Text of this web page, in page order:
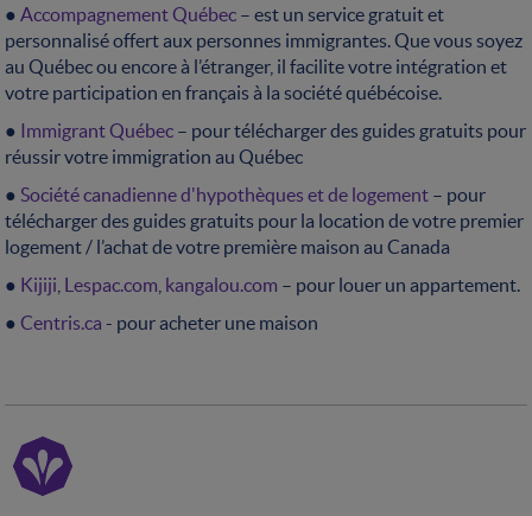
●Accompagnement Québec – est un service gratuit et
personnalisé offert aux personnes immigrantes. Que vous soyez
au Québec ou encore à l’étranger, il facilite votre intégration et
votre participation en français à la société québécoise.
● Immigrant Québec – pour télécharger des guides gratuits pour
réussir votre immigration au Québec
●Société canadienne d'hypothèques et de logement – pour
télécharger des guides gratuits pour la location de votre premier
logement / l’achat de votre première maison au Canada
● Kijiji Lespac.com kangalou.com – pour louer un appartement.
●Centris.ca - pour acheter une maison